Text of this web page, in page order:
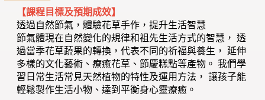
【課程目標及預期成效】
透過自然節氣，體驗花草手作，提升生活智慧
節氣體現在自然變化的規律和祖先生活方式的智慧， 透
過當季花草蔬果的轉換，代表不同的祈福與養生， 延伸
多樣的文化藝術、療癒花草、節慶糕點等產物。 我們學
習日常生活常見天然植物的特性及運用方法， 讓孩子能
輕鬆製作生活小物、達到平衡身心靈療癒。